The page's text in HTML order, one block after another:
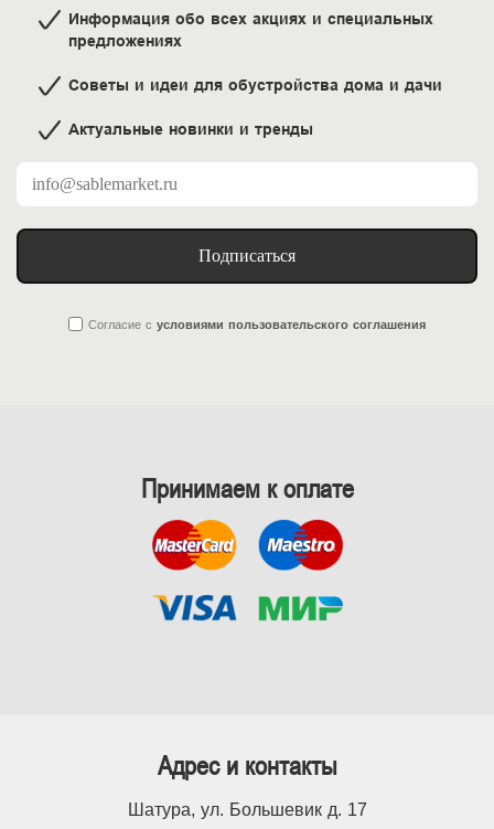
Информация обо всех акциях и специальных
предложениях
Советы и идеи для обустройства дома и дачи
Актуальные новинки и тренды
Подписаться
Согласие с условиями пользовательского соглашения
Принимаем к оплате
Адрес и контакты
Шатура, ул. Большевик д. 17